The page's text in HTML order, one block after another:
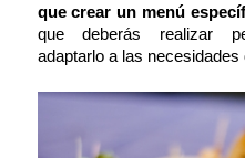
que crear un menú
que deberás realizar
adaptarlo a las